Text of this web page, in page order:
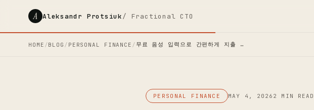
A Aleksandr Protsiuk/ Fractional CTO
HOME /BLOG / PERSONAL FINANCE /무료 음성 입력으로 간편하게 지출 …
PERSONAL FINANCE MAY 4, 2026 2 MIN READ